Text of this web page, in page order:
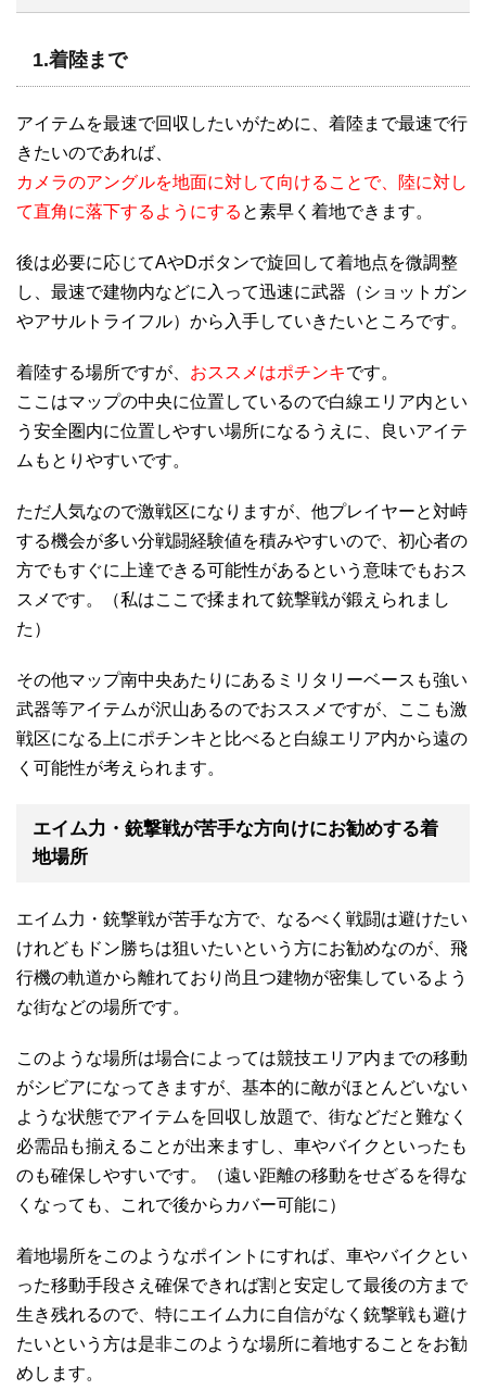
1.着陸まで
アイテムを最速で回収したいがために、着陸まで最速で行
きたいのであれば、
カメラのアングルを地面に対して向けることで、陸に対し
て直角に落下するようにする と素早く着地できます。
後は必要に応じてAやDボタンで旋回して着地点を微調整
し、最速で建物内などに入って迅速に武器（ショットガン
やアサルトライフル）から入手していきたいところです。
着陸する場所ですが、 おススメはポチンキです。
ここはマップの中央に位置しているので白線エリア内とい
う安全圏内に位置しやすい場所になるうえに、良いアイテ
ムもとりやすいです。
ただ人気なので激戦区になりますが、他プレイヤーと対峙
する機会が多い分戦闘経験値を積みやすいので、初心者の
方でもすぐに上達できる可能性があるという意味でもおス
スメです。（私はここで揉まれて銃撃戦が鍛えられまし
た）
その他マップ南中央あたりにあるミリタリーベースも強い
武器等アイテムが沢山あるのでおススメですが、ここも激
戦区になる上にポチンキと比べると白線エリア内から遠の
く可能性が考えられます。
エイム力・銃撃戦が苦手な方向けにお勧めする着
地場所
エイム力・銃撃戦が苦手な方で、なるべく戦闘は避けたい
けれどもドン勝ちは狙いたいという方にお勧めなのが、飛
行機の軌道から離れており尚且つ建物が密集しているよう
な街などの場所です。
このような場所は場合によっては競技エリア内までの移動
がシビアになってきますが、基本的に敵がほとんどいない
ような状態でアイテムを回収し放題で、街などだと難なく
必需品も揃えることが出来ますし、車やバイクといったも
のも確保しやすいです。（遠い距離の移動をせざるを得な
くなっても、これで後からカバー可能に）
着地場所をこのようなポイントにすれば、車やバイクとい
った移動手段さえ確保できれば割と安定して最後の方まで
生き残れるので、特にエイム力に自信がなく銃撃戦も避け
たいという方は是非このような場所に着地することをお勧
めします。